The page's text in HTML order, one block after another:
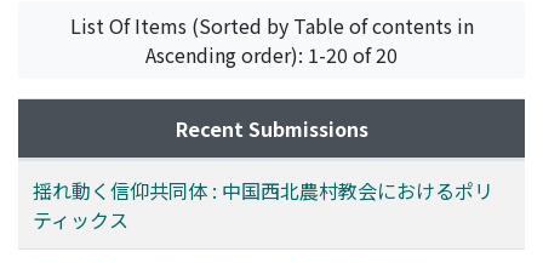
List Of Items (Sorted by Table of contents in
Ascending order): 1-20 of 20
Recent Submissions
揺れ動く信仰共同体 : 中国西北農村教会におけるポリ
ティックス